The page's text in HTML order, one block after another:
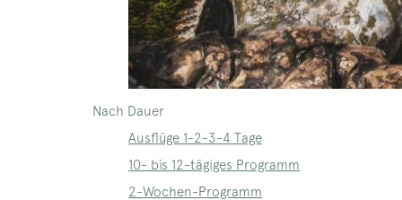
Nach Dauer
Ausflüge 1-2-3-4 Tage
10- bis 12-tägiges Programm
2-Wochen-Programm